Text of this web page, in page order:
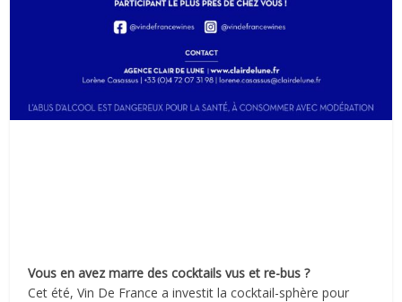
Vous en avez marre des cocktails vus et re-bus ?
Cet été, Vin De France a investit la cocktail-sphère pour